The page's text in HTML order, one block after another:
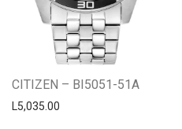
CITIZEN – BI5051-51A
L5,035.00